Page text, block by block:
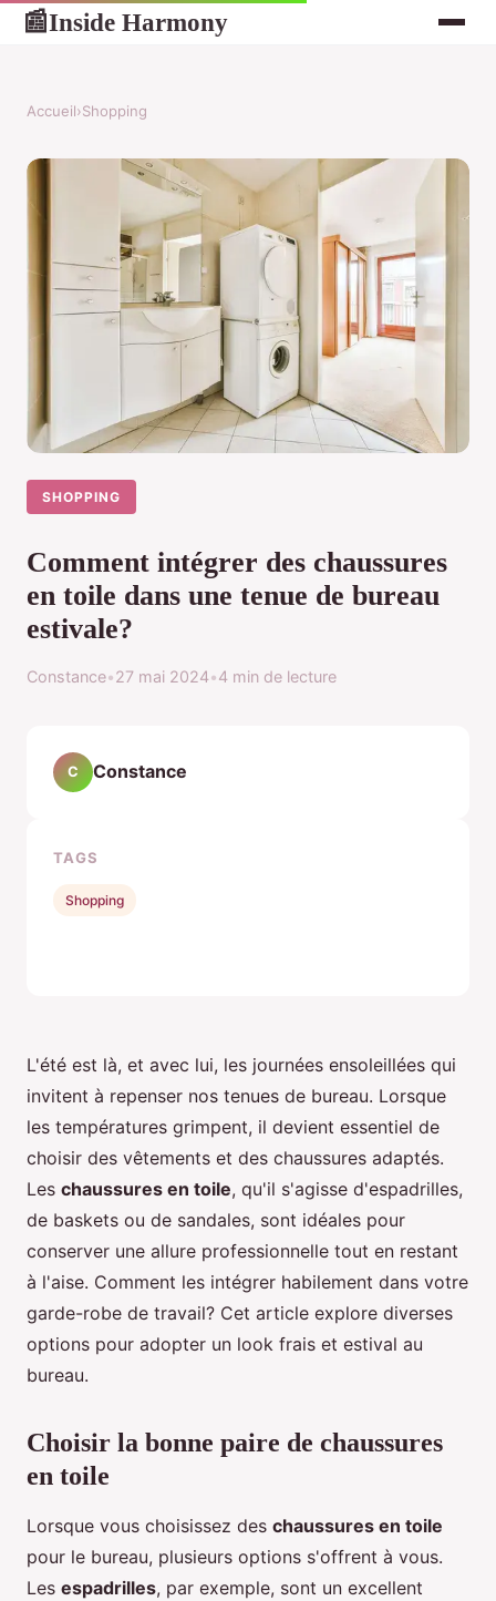
📰Inside Harmony
Accueil›Shopping
SHOPPING
Comment intégrer des chaussures
en toile dans une tenue de bureau
estivale?
Constance•27 mai 2024•4 min de lecture
L'été est là, et avec lui, les journées ensoleillées qui
invitent à repenser nos tenues de bureau. Lorsque
les températures grimpent, il devient essentiel de
choisir des vêtements et des chaussures adaptés.
Les chaussures en toile, qu'il s'agisse d'espadrilles,
de baskets ou de sandales, sont idéales pour
conserver une allure professionnelle tout en restant
à l'aise. Comment les intégrer habilement dans votre
garde-robe de travail? Cet article explore diverses
options pour adopter un look frais et estival au
bureau.
Choisir la bonne paire de chaussures
en toile
Lorsque vous choisissez des chaussures en toile
pour le bureau, plusieurs options s'offrent à vous.
Les espadrilles, par exemple, sont un excellent
C Constance
TAGS
Shopping